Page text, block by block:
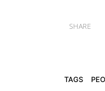
SHARE
TAGS